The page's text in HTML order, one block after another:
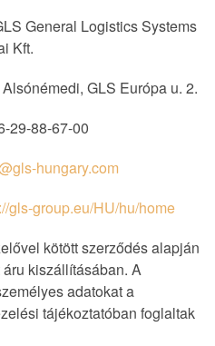
General Logistics Systems
Kft.
GLS Európa u. 2.
29-88-67-00
hungary.com
gls-group.eu/HU/hu/home
kötött szerződés alapján
kiszállításában. A
adatokat a
tájékoztatóban foglaltak